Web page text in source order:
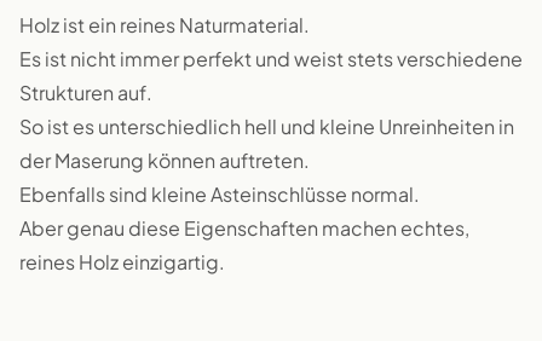
Holz ist ein reines Naturmaterial.
Es ist nicht immer perfekt und weist stets verschiedene
Strukturen auf.
So ist es unterschiedlich hell und kleine Unreinheiten in
der Maserung können auftreten.
Ebenfalls sind kleine Asteinschlüsse normal.
Aber genau diese Eigenschaften machen echtes,
reines Holz einzigartig.